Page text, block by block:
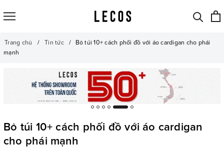
Trang chủ Tin tức
Bỏ túi 10+ cách phối đồ với áo cardigan cho phái
mạnh
Bỏ túi 10+ cách phối đồ với áo cardigan
cho phái mạnh